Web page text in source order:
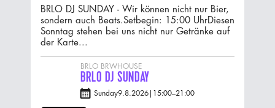
BRLO DJ SUNDAY - Wir können nicht nur Bier,
sondern auch Beats.‍Setbegin: 15:00 UhrDiesen
Sonntag stehen bei uns nicht nur Getränke auf
der Karte...
BRLO BRWHOUSE
BRLO DJ SUNDAY
Sunday9.8.2026 15:00–21:00